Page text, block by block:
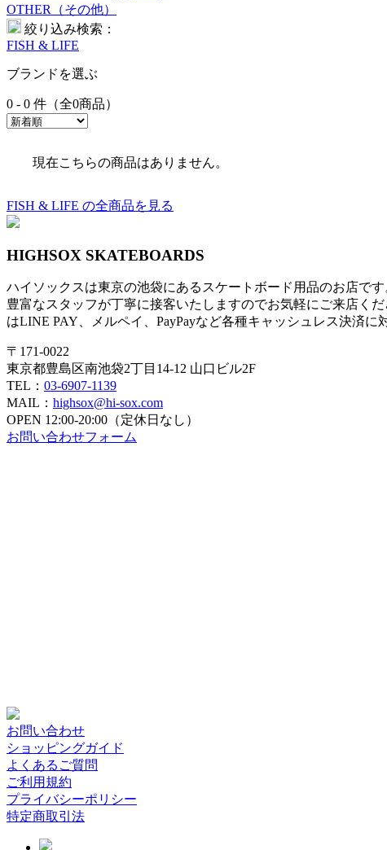
OTHER（その他）
絞り込み検索：
FISH & LIFE
ブランドを選ぶ
0 - 0 件（全0商品）
現在こちらの商品はありません。
FISH & LIFE の全商品を見る
HIGHSOX SKATEBOARDS
ハイソックスは東京の池袋にあるスケートボード用品のお店で
豊富なスタッフが丁寧に接客いたしますのでお気軽にご来店く
はLINE PAY、メルペイ、PayPayなど各種キャッシュレス決済に
〒171-0022
東京都豊島区南池袋2丁目14-12 山口ビル2F
TEL： 03-6907-1139
MAIL： highsox@hi-sox.com
OPEN 12:00-20:00（定休日なし）
お問い合わせフォーム
お問い合わせ
ショッピングガイド
よくあるご質問
ご利用規約
プライバシーポリシー
特定商取引法